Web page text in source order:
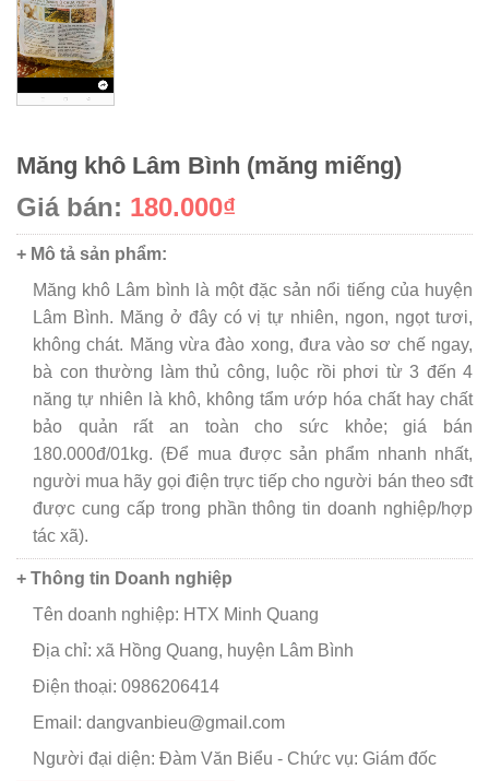
Măng khô Lâm Bình (măng miếng)
Giá bán: 180.000₫
+ Mô tả sản phẩm:
Măng khô Lâm bình là một đặc sản nổi tiếng của huyện
Lâm Bình. Măng ở đây có vị tự nhiên, ngon, ngọt tươi,
không chát. Măng vừa đào xong, đưa vào sơ chế ngay,
bà con thường làm thủ công, luộc rồi phơi từ 3 đến 4
năng tự nhiên là khô, không tẩm ướp hóa chất hay chất
bảo quản rất an toàn cho sức khỏe; giá bán
180.000đ/01kg. (Để mua được sản phẩm nhanh nhất,
người mua hãy gọi điện trực tiếp cho người bán theo sđt
được cung cấp trong phần thông tin doanh nghiệp/hợp
tác xã).
+ Thông tin Doanh nghiệp
Tên doanh nghiệp: HTX Minh Quang
Địa chỉ: xã Hồng Quang, huyện Lâm Bình
Điện thoại: 0986206414
Email: dangvanbieu@gmail.com
Người đại diện: Đàm Văn Biểu - Chức vụ: Giám đốc